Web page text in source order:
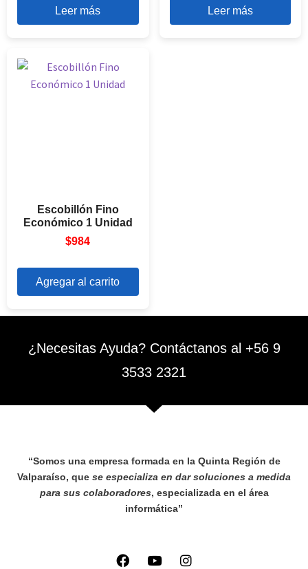
Leer más Leer más
Escobillón Fino
Económico 1 Unidad
$984
Agregar al carrito
¿Necesitas Ayuda? Contáctanos al +56 9
3533 2321
“Somos una empresa formada en la Quinta Región de
Valparaíso, que se especializa en dar soluciones a medida
para sus colaboradores, especializada en el área
informática”